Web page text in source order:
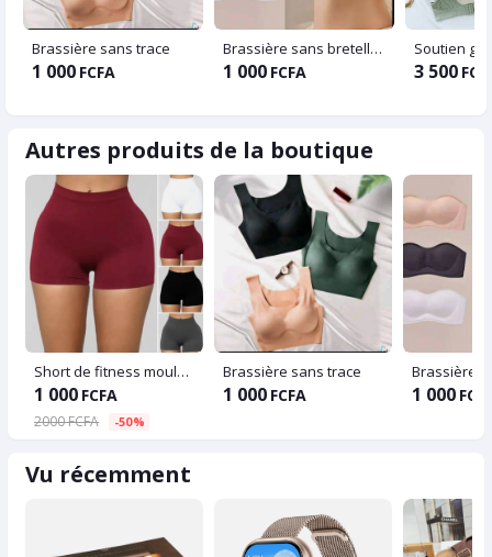
Brassière sans trace
1 000 FCFA
Brassière sans bretelles
1 000 FCFA
Soutien
3 500
Autres produits de la boutique
Short de fitness moulant à taille haute élastique pour femme, culotte d'exercice solide, slim, tendance
1 000 FCFA
2000 FCFA -50%
Brassière sans trace
1 000 FCFA 1 000
Vu récemment